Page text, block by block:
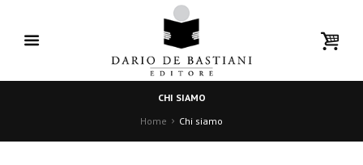
CHI SIAMO
Home
Chi siamo